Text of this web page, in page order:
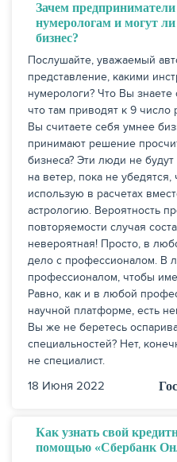
Зачем
нумерологам и могут
бизнес?
Послушайте, уважаемый
представление, какими
нумерологи? Что Вы
что там приводят к 9
Вы считаете себя умнее
принимают решение
бизнеса? Эти люди не
на ветер, пока не убедятся,
использую в расчетах
астрологию. Вероятность
повторяемости случая
невероятная! Просто, в
дело с профессионалом. В
профессионалом, чтобы
Равно, как и в любой
научной платформе, есть
Вы же не беретесь
специальностей? Нет,
не специалист.
18 Июня 2022
Как узнать свой
помощью «Сбербанк